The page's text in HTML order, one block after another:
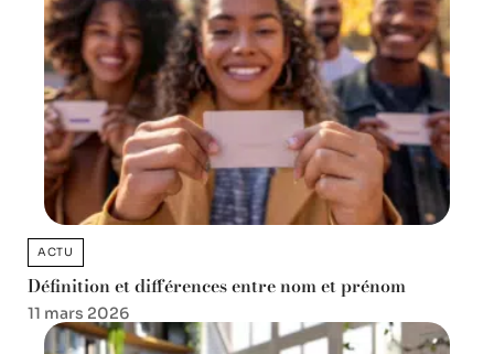
ACTU
Définition et différences entre nom et prénom
11 mars 2026